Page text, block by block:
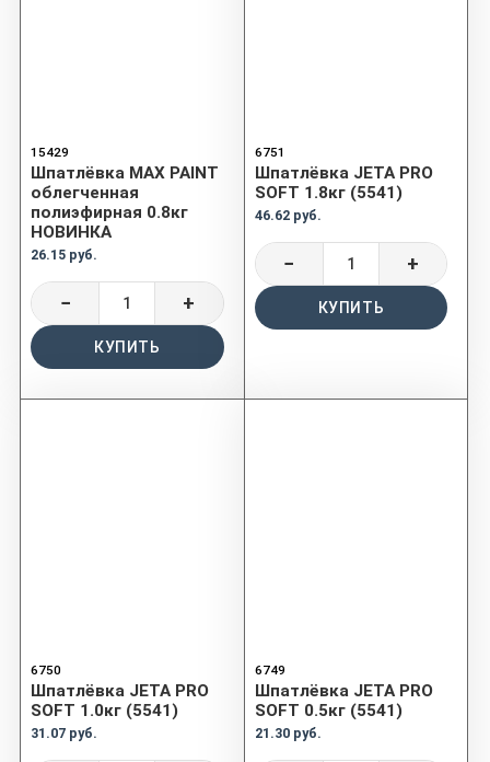
15429
Шпатлёвка MAX PAINT
облегченная
полиэфирная 0.8кг
НОВИНКА
26.15 руб.
− +
КУПИТЬ
6751
Шпатлёвка JETA PRO
SOFT 1.8кг (5541)
46.62 руб.
− +
КУПИТЬ
6750
Шпатлёвка JETA PRO
SOFT 1.0кг (5541)
31.07 руб.
6749
Шпатлёвка JETA PRO
SOFT 0.5кг (5541)
21.30 руб.